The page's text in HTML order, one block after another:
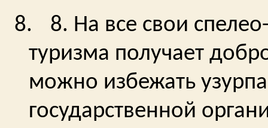
8.
8. На все свои
туризма получает
можно избежать
государственной